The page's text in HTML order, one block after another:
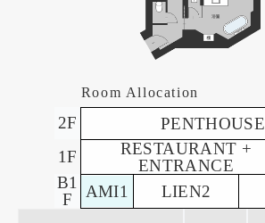
Room Allocation
2F
PENTHOUSE
1F
RESTAURANT +
ENTRANCE
B1
F
AMI1 LIEN2